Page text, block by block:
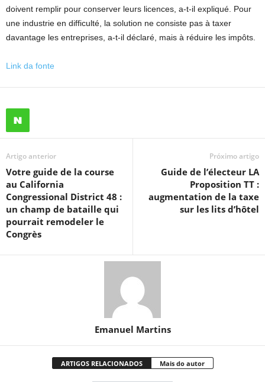
doivent remplir pour conserver leurs licences, a-t-il expliqué. Pour
une industrie en difficulté, la solution ne consiste pas à taxer
davantage les entreprises, a-t-il déclaré, mais à réduire les impôts.
Link da fonte
Artigo anterior
Votre guide de la course
au California
Congressional District 48 :
un champ de bataille qui
pourrait remodeler le
Congrès
Próximo artigo
Guide de l’électeur LA
Proposition TT :
augmentation de la taxe
sur les lits d’hôtel
Emanuel Martins
ARTIGOS RELACIONADOS Mais do autor